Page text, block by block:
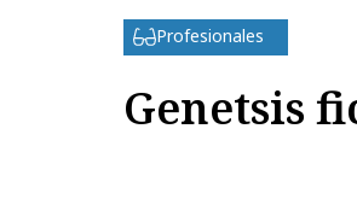
Profesionales
Genetsis